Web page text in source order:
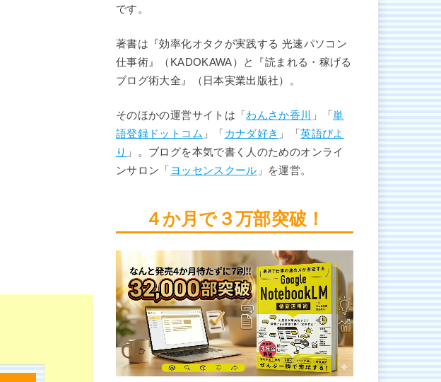
です。
著書は『効率化オタクが実践する 光速パソコン
仕事術』（KADOKAWA）と『読まれる・稼げる
ブログ術大全』（日本実業出版社）。
そのほかの運営サイトは「わんさか香川 」「単
語登録ドットコム 」「 カナダ好き 」「英語びよ
り 」。ブログを本気で書く人のためのオンライ
ンサロン「 ヨッセンスクール 」を運営。
４か月で３万部突破！